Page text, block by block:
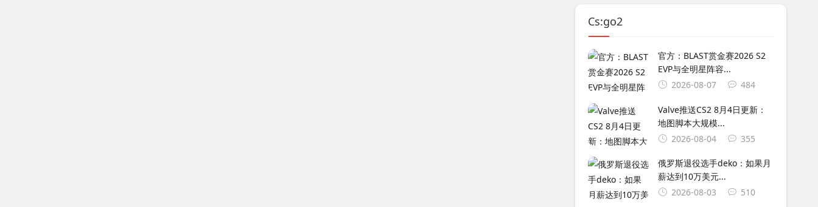
Cs:go2
官方：BLAST赏金赛2026 S2
EVP与全明星阵容...
2026-08-07
484
Valve推送CS2 8月4日更新：
地图脚本大规模...
2026-08-04
355
俄罗斯退役选手deko：如果月
薪达到10万美元...
2026-08-03
510